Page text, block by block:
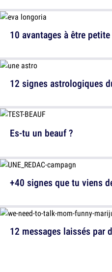
10 avantages à être petite
12 signes astrologiques
12 messages laissés par
Es-tu un beauf ?
+40 signes que tu viens